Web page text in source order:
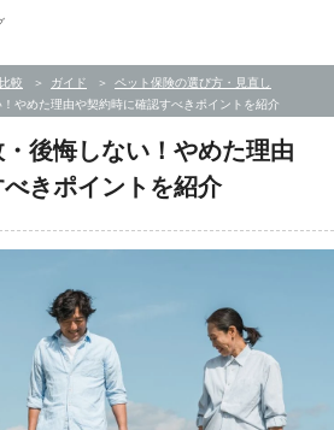
較 ガイド
ペット保険の選び方・見直し
やめた理由や契約時に確認すべきポイントを紹介
後悔しない！やめた理由
きポイントを紹介